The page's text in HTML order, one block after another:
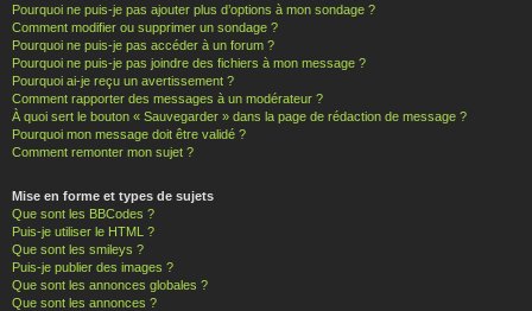
Pourquoi ne puis-je pas ajouter plus d’options à mon sondage ?
Comment modifier ou supprimer un sondage ?
Pourquoi ne puis-je pas accéder à un forum ?
Pourquoi ne puis-je pas joindre des fichiers à mon message ?
Pourquoi ai-je reçu un avertissement ?
Comment rapporter des messages à un modérateur ?
À quoi sert le bouton « Sauvegarder » dans la page de rédaction de message ?
Pourquoi mon message doit être validé ?
Comment remonter mon sujet ?
Mise en forme et types de sujets
Que sont les BBCodes ?
Puis-je utiliser le HTML ?
Que sont les smileys ?
Puis-je publier des images ?
Que sont les annonces globales ?
Que sont les annonces ?